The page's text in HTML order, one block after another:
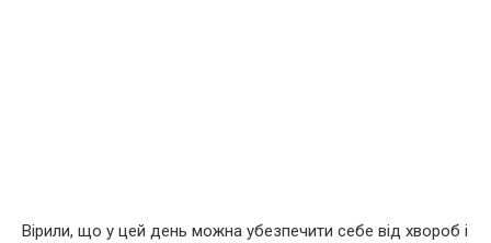
Вiрили, що у цей день можна убезпечити себе від хвороб і